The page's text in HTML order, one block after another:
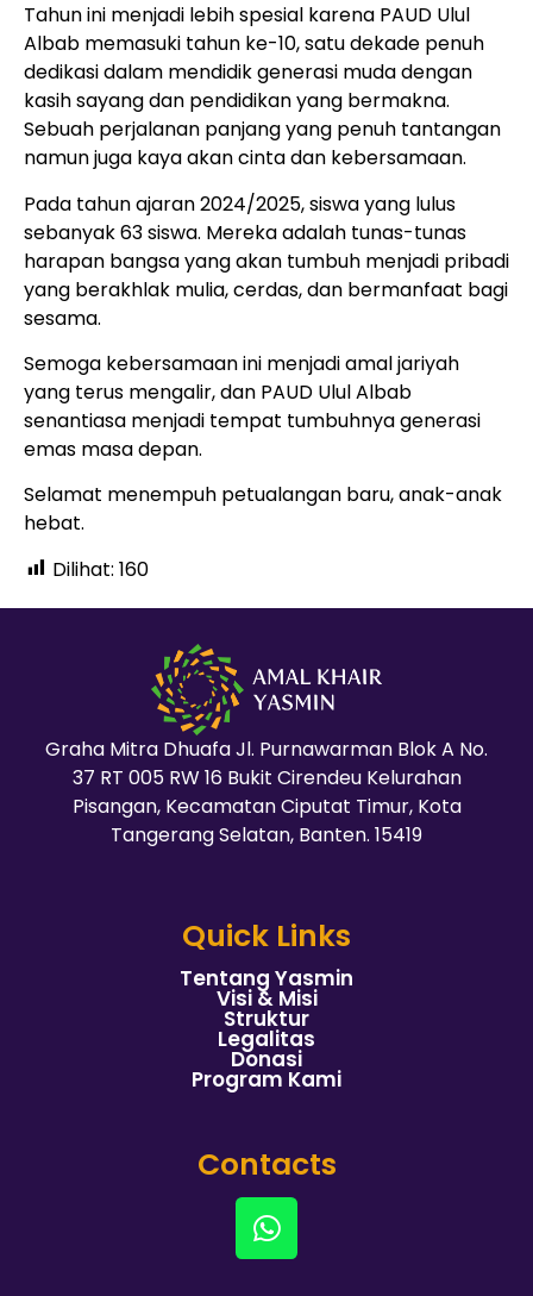
Tahun ini menjadi lebih spesial karena PAUD Ulul
Albab memasuki tahun ke-10, satu dekade penuh
dedikasi dalam mendidik generasi muda dengan
kasih sayang dan pendidikan yang bermakna.
Sebuah perjalanan panjang yang penuh tantangan
namun juga kaya akan cinta dan kebersamaan.
Pada tahun ajaran 2024/2025, siswa yang lulus
sebanyak 63 siswa. Mereka adalah tunas-tunas
harapan bangsa yang akan tumbuh menjadi pribadi
yang berakhlak mulia, cerdas, dan bermanfaat bagi
sesama.
Semoga kebersamaan ini menjadi amal jariyah
yang terus mengalir, dan PAUD Ulul Albab
senantiasa menjadi tempat tumbuhnya generasi
emas masa depan.
Selamat menempuh petualangan baru, anak-anak
hebat.
Dilihat: 160
Graha Mitra Dhuafa Jl. Purnawarman Blok A No.
37 RT 005 RW 16 Bukit Cirendeu Kelurahan
Pisangan, Kecamatan Ciputat Timur, Kota
Tangerang Selatan, Banten. 15419
Quick Links
Tentang Yasmin
Visi & Misi
Struktur
Legalitas
Donasi
Program Kami
Contacts